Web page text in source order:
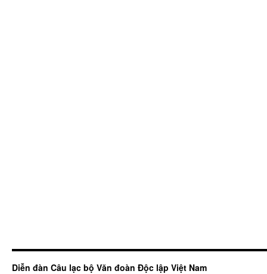
Diễn đàn Câu lạc bộ Văn đoàn Độc lập Việt Nam